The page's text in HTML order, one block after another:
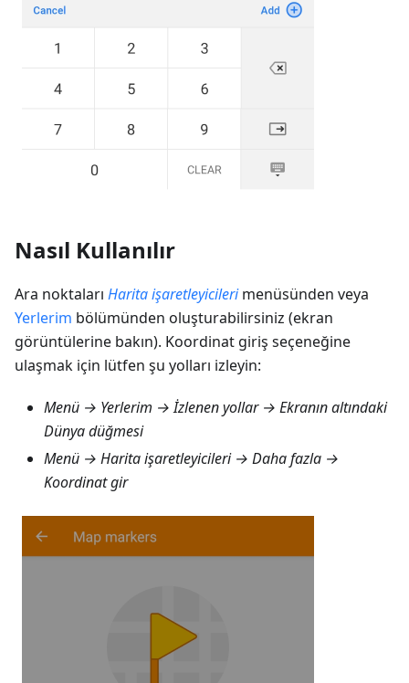
Nasıl Kullanılır
Ara noktaları Harita işaretleyicilerimenüsünden veya
Yerlerim bölümünden oluşturabilirsiniz (ekran
görüntülerine bakın). Koordinat giriş seçeneğine
ulaşmak için lütfen şu yolları izleyin:
Menü → Yerlerim → İzlenen yollar→ Ekranın altındaki
Dünya düğmesi
Menü → Harita işaretleyicileri → Daha fazla →
Koordinat gir